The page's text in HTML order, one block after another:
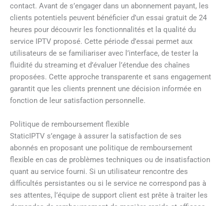
contact. Avant de s’engager dans un abonnement payant, les
clients potentiels peuvent bénéficier d’un essai gratuit de 24
heures pour découvrir les fonctionnalités et la qualité du
service IPTV proposé. Cette période d’essai permet aux
utilisateurs de se familiariser avec l’interface, de tester la
fluidité du streaming et d’évaluer l’étendue des chaînes
proposées. Cette approche transparente et sans engagement
garantit que les clients prennent une décision informée en
fonction de leur satisfaction personnelle.
Politique de remboursement flexible
StaticIPTV s’engage à assurer la satisfaction de ses
abonnés en proposant une politique de remboursement
flexible en cas de problèmes techniques ou de insatisfaction
quant au service fourni. Si un utilisateur rencontre des
difficultés persistantes ou si le service ne correspond pas à
ses attentes, l’équipe de support client est prête à traiter les